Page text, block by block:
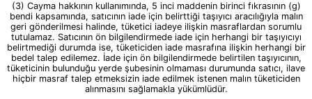
(3) Cayma hakkının kullanımında, 5 inci maddenin birinci fıkrasının (g)
bendi kapsamında, satıcının iade için belirttiği taşıyıcı aracılığıyla malın
geri gönderilmesi halinde, tüketici iadeye ilişkin masraflardan sorumlu
tutulamaz. Satıcının ön bilgilendirmede iade için herhangi bir taşıyıcıyı
belirtmediği durumda ise, tüketiciden iade masrafına ilişkin herhangi bir
bedel talep edilemez. İade için ön bilgilendirmede belirtilen taşıyıcının,
tüketicinin bulunduğu yerde şubesinin olmaması durumunda satıcı, ilave
hiçbir masraf talep etmeksizin iade edilmek istenen malın tüketiciden
alınmasını sağlamakla yükümlüdür.